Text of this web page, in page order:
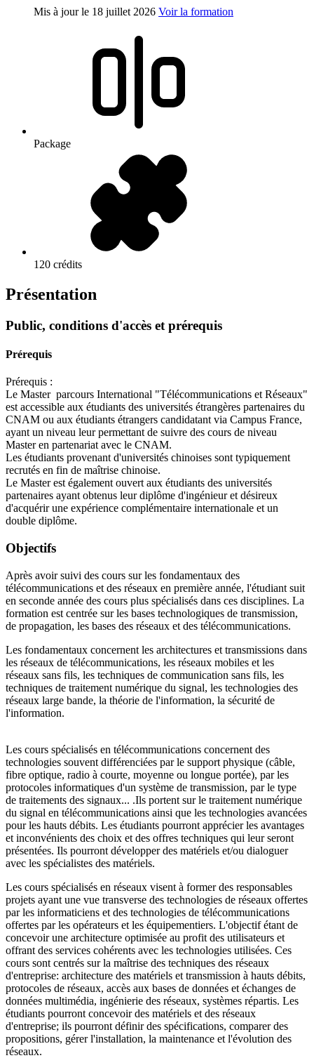
Mis à jour le 18 juillet 2026 Voir la formation
Package
120 crédits
Présentation
Public, conditions d'accès et prérequis
Prérequis
Prérequis :
Le Master parcours International "Télécommunications et Réseaux"
est accessible aux étudiants des universités étrangères partenaires du
CNAM ou aux étudiants étrangers candidatant via Campus France,
ayant un niveau leur permettant de suivre des cours de niveau
Master en partenariat avec le CNAM.
Les étudiants provenant d'universités chinoises sont typiquement
recrutés en fin de maîtrise chinoise.
Le Master est également ouvert aux étudiants des universités
partenaires ayant obtenus leur diplôme d'ingénieur et désireux
d'acquérir une expérience complémentaire internationale et un
double diplôme.
Objectifs
Après avoir suivi des cours sur les fondamentaux des
télécommunications et des réseaux en première année, l'étudiant suit
en seconde année des cours plus spécialisés dans ces disciplines. La
formation est centrée sur les bases technologiques de transmission,
de propagation, les bases des réseaux et des télécommunications.
Les fondamentaux concernent les architectures et transmissions dans
les réseaux de télécommunications, les réseaux mobiles et les
réseaux sans fils, les techniques de communication sans fils, les
techniques de traitement numérique du signal, les technologies des
réseaux large bande, la théorie de l'information, la sécurité de
l'information.
Les cours spécialisés en télécommunications concernent des
technologies souvent différenciées par le support physique (câble,
fibre optique, radio à courte, moyenne ou longue portée), par les
protocoles informatiques d'un système de transmission, par le type
de traitements des signaux... .Ils portent sur le traitement numérique
du signal en télécommunications ainsi que les technologies avancées
pour les hauts débits. Les étudiants pourront apprécier les avantages
et inconvénients des choix et des offres techniques qui leur seront
présentées. Ils pourront développer des matériels et/ou dialoguer
avec les spécialistes des matériels.
Les cours spécialisés en réseaux visent à former des responsables
projets ayant une vue transverse des technologies de réseaux offertes
par les informaticiens et des technologies de télécommunications
offertes par les opérateurs et les équipementiers. L'objectif étant de
concevoir une architecture optimisée au profit des utilisateurs et
offrant des services cohérents avec les technologies utilisées. Ces
cours sont centrés sur la maîtrise des techniques des réseaux
d'entreprise: architecture des matériels et transmission à hauts débits,
protocoles de réseaux, accès aux bases de données et échanges de
données multimédia, ingénierie des réseaux, systèmes répartis. Les
étudiants pourront concevoir des matériels et des réseaux
d'entreprise; ils pourront définir des spécifications, comparer des
propositions, gérer l'installation, la maintenance et l'évolution des
réseaux.